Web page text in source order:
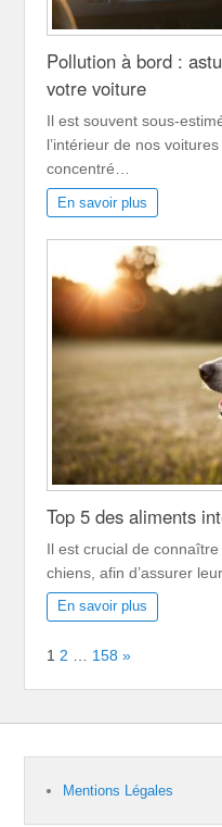
Pollution à bord :
votre voiture
Il est souvent sous-
l’intérieur de nos
concentré…
En savoir plus
Top 5 des aliments
Il est crucial de
chiens, afin d’assurer
En savoir plus
Page:
1 2 158 Next
»
Mentions Légales